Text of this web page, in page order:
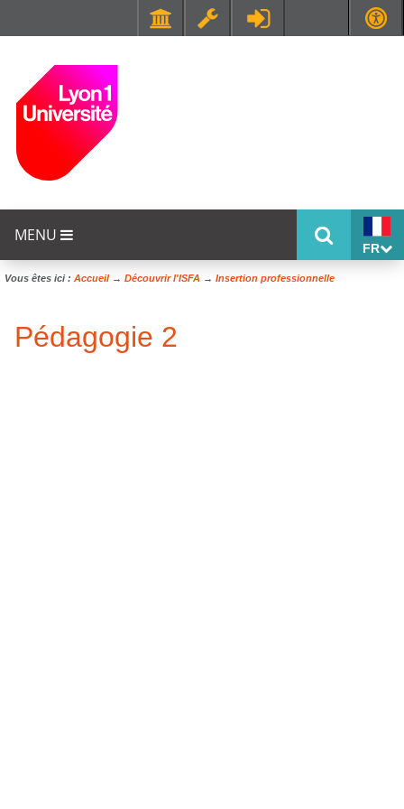
MENU
FR
Vous êtes ici : Accueil→ Découvrir l'ISFA → Insertion professionnelle
Pédagogie 2